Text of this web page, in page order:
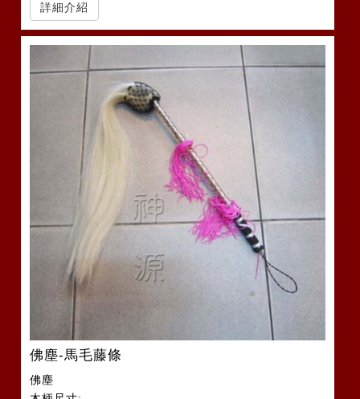
詳細介紹
佛塵-馬毛藤條
佛塵